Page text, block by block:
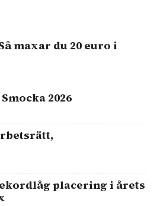
maxar du 20 euro i
2026
placering i årets